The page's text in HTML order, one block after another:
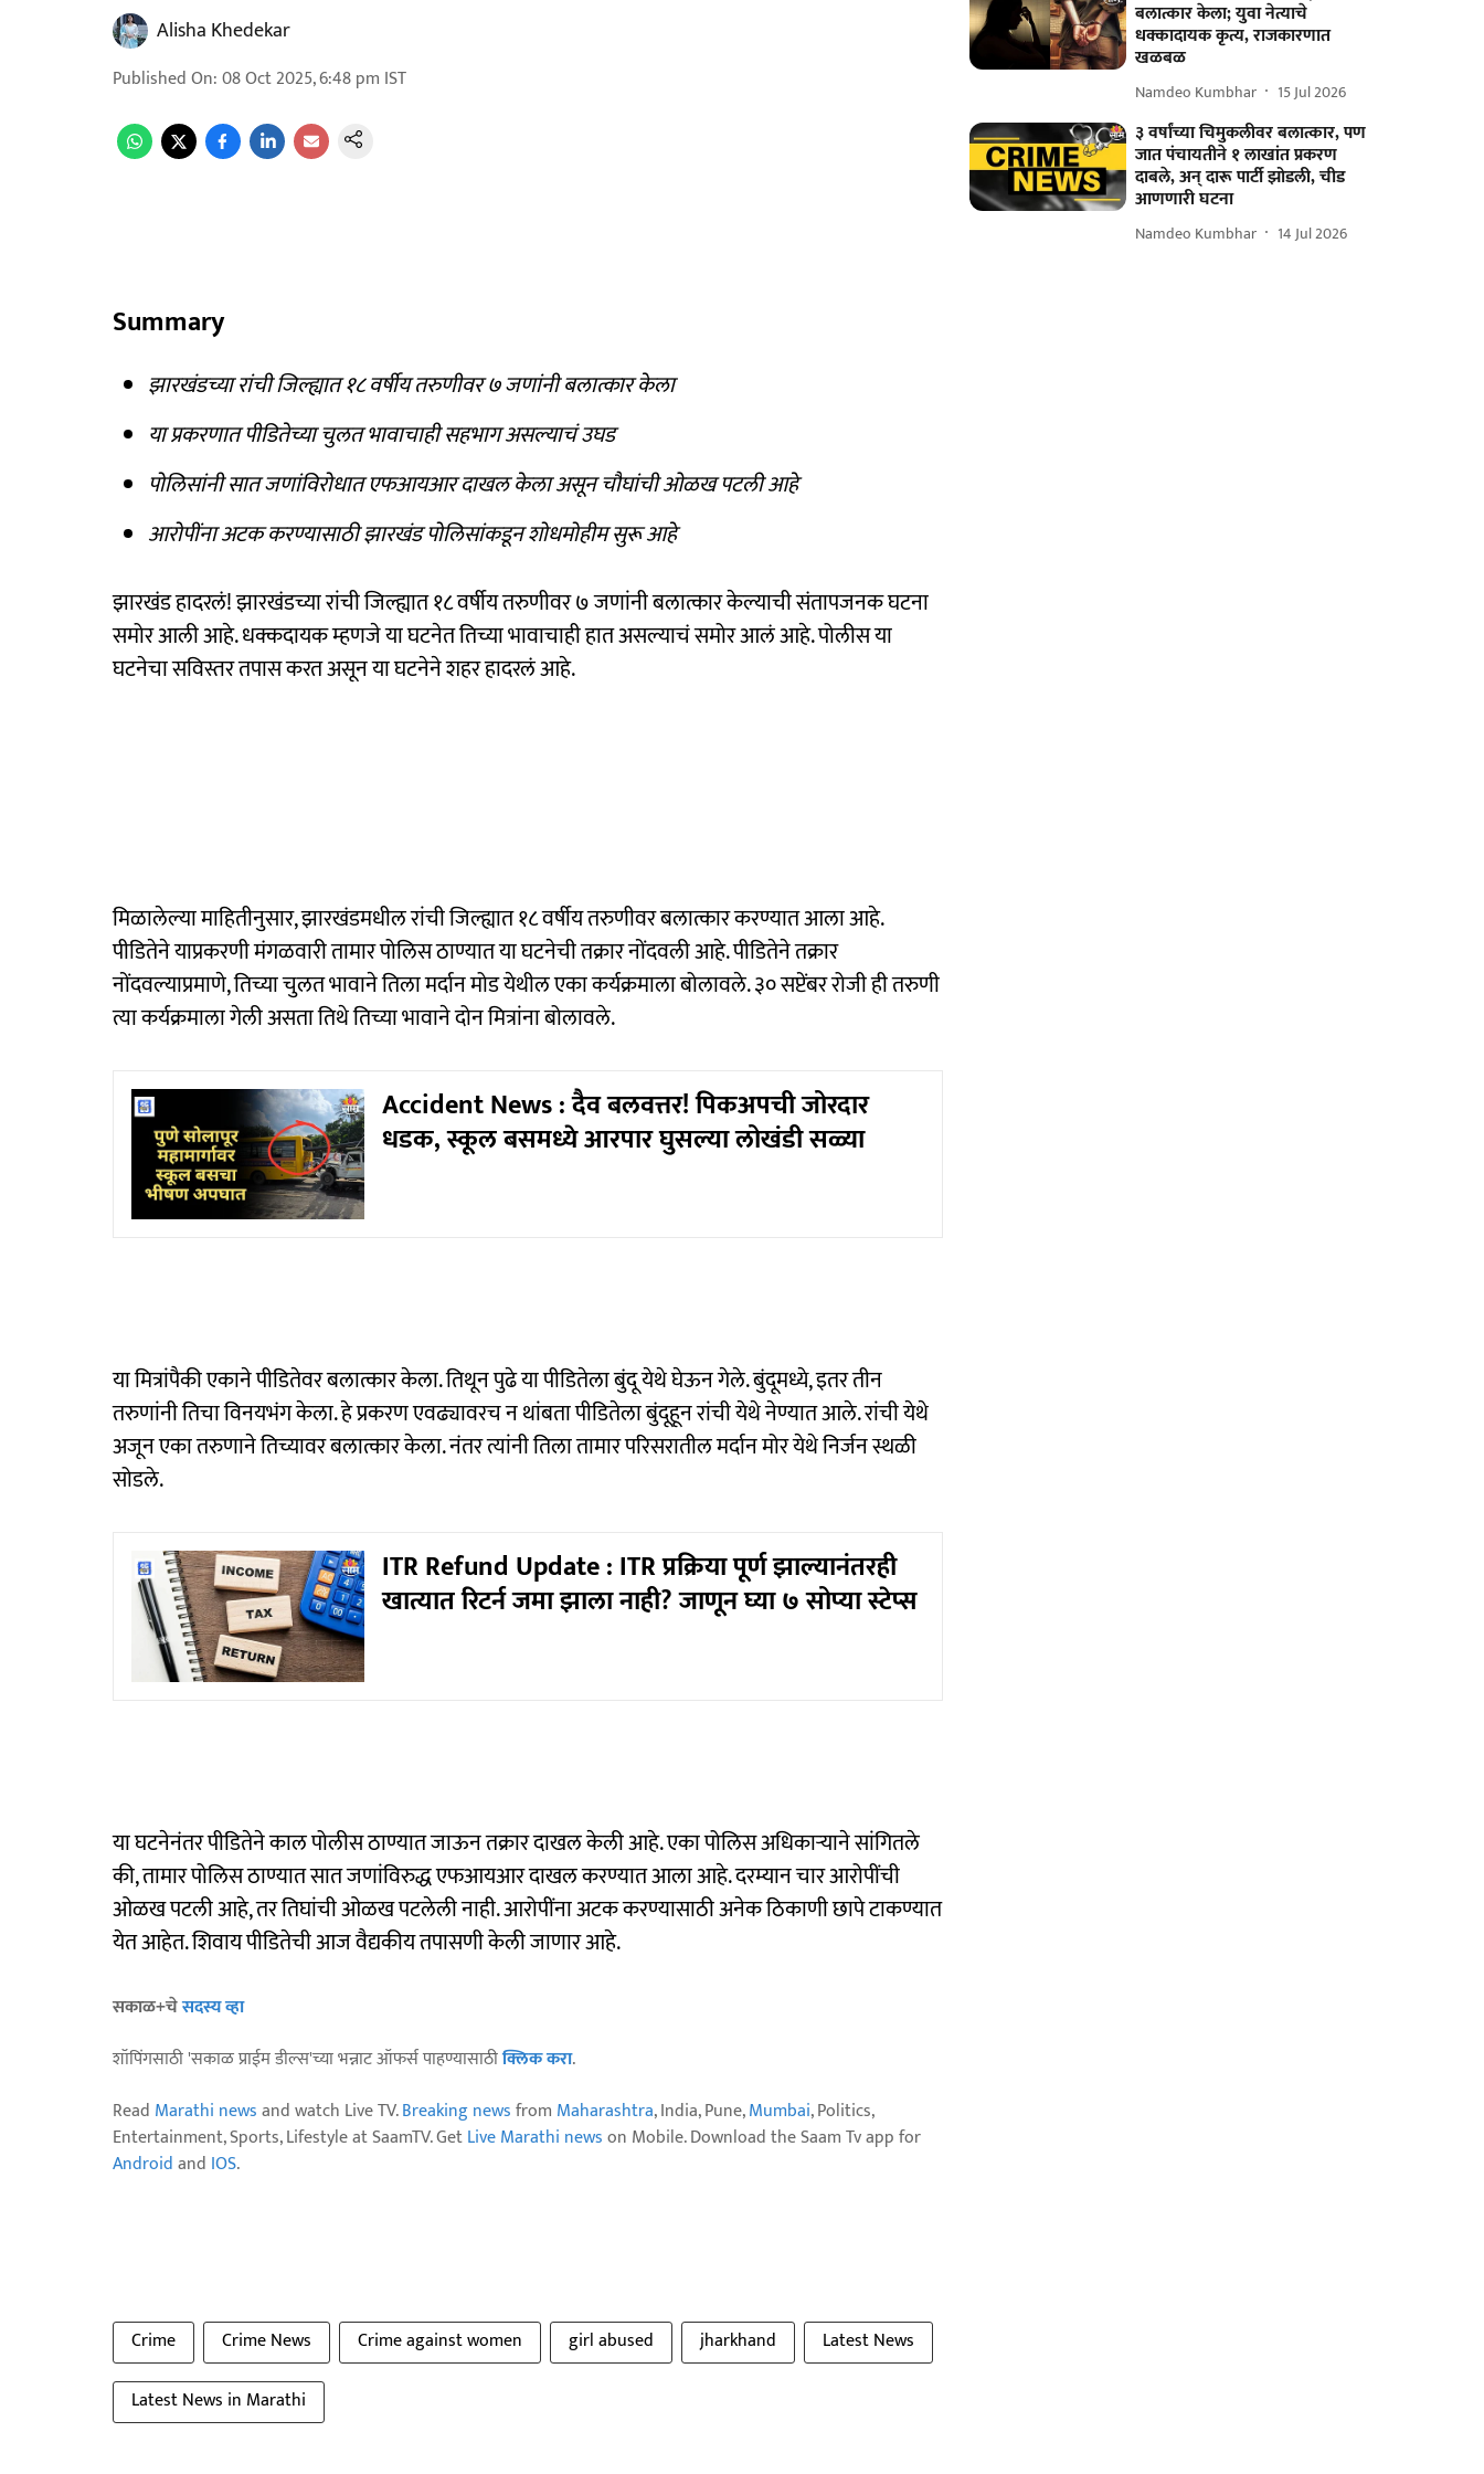
Alisha Khedekar
Published On:08 Oct 2025, 6:48 pm IST
Summary
झारखंडच्या रांची जिल्ह्यात १८ वर्षीय तरुणीवर ७ जणांनी बलात्कार केला
या प्रकरणात पीडितेच्या चुलत भावाचाही सहभाग असल्याचं उघड
पोलिसांनी सात जणांविरोधात एफआयआर दाखल केला असून चौघांची ओळख पटली आहे
आरोपींना अटक करण्यासाठी झारखंड पोलिसांकडून शोधमोहीम सुरू आहे
झारखंड हादरलं! झारखंडच्या रांची जिल्ह्यात १८ वर्षीय तरुणीवर ७ जणांनी बलात्कार केल्याची संतापजनक घटना
समोर आली आहे. धक्कदायक म्हणजे या घटनेत तिच्या भावाचाही हात असल्याचं समोर आलं आहे. पोलीस या
घटनेचा सविस्तर तपास करत असून या घटनेने शहर हादरलं आहे.
मिळालेल्या माहितीनुसार, झारखंडमधील रांची जिल्ह्यात १८ वर्षीय तरुणीवर बलात्कार करण्यात आला आहे.
पीडितेने याप्रकरणी मंगळवारी तामार पोलिस ठाण्यात या घटनेची तक्रार नोंदवली आहे. पीडितेने तक्रार
नोंदवल्याप्रमाणे, तिच्या चुलत भावाने तिला मर्दान मोड येथील एका कर्यक्रमाला बोलावले. ३० सप्टेंबर रोजी ही तरुणी
त्या कर्यक्रमाला गेली असता तिथे तिच्या भावाने दोन मित्रांना बोलावले.
Accident News : दैव बलवत्तर! पिकअपची जोरदार
धडक, स्कूल बसमध्ये आरपार घुसल्या लोखंडी सळ्या
या मित्रांपैकी एकाने पीडितेवर बलात्कार केला. तिथून पुढे या पीडितेला बुंदू येथे घेऊन गेले. बुंदूमध्ये, इतर तीन
तरुणांनी तिचा विनयभंग केला. हे प्रकरण एवढ्यावरच न थांबता पीडितेला बुंदूहून रांची येथे नेण्यात आले. रांची येथे
अजून एका तरुणाने तिच्यावर बलात्कार केला. नंतर त्यांनी तिला तामार परिसरातील मर्दान मोर येथे निर्जन स्थळी
सोडले.
ITR Refund Update : ITR प्रक्रिया पूर्ण झाल्यानंतरही
खात्यात रिटर्न जमा झाला नाही? जाणून घ्या ७ सोप्या स्टेप्स
या घटनेनंतर पीडितेने काल पोलीस ठाण्यात जाऊन तक्रार दाखल केली आहे. एका पोलिस अधिकाऱ्याने सांगितले
की, तामार पोलिस ठाण्यात सात जणांविरुद्ध एफआयआर दाखल करण्यात आला आहे. दरम्यान चार आरोपींची
ओळख पटली आहे, तर तिघांची ओळख पटलेली नाही. आरोपींना अटक करण्यासाठी अनेक ठिकाणी छापे टाकण्यात
येत आहेत. शिवाय पीडितेची आज वैद्यकीय तपासणी केली जाणार आहे.
सकाळ+चेसदस्य व्हा
शॉपिंगसाठी 'सकाळ प्राईम डील्स'च्या भन्नाट ऑफर्स पाहण्यासाठीक्लिक करा.
Read Marathi newsand watch Live TV.Breaking newsfrom Maharashtra, India, Pune,Mumbai, Politics,
Entertainment, Sports, Lifestyle at SaamTV. GetLive Marathi newson Mobile. Download the Saam Tv app for
Androidand IOS.
Crime Crime News Crime against women girl abused jharkhand
Latest News
Latest News in Marathi
बलात्कार केला; युवा नेत्याचे
धक्कादायक कृत्य, राजकारणात
खळबळ
Namdeo Kumbhar 15 Jul 2026
३ वर्षांच्या चिमुकलीवर बलात्कार, पण
जात पंचायतीने १ लाखांत प्रकरण
दाबले, अन् दारू पार्टी झोडली, चीड
आणणारी घटना
Namdeo Kumbhar 14 Jul 2026